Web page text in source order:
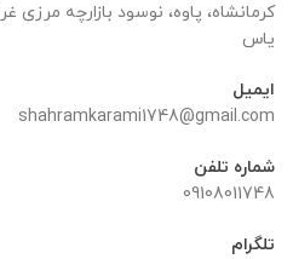
یاس
ایمیل
shahramkarami1748@gmail.com
شماره تلفن
09108011748
تلگرام